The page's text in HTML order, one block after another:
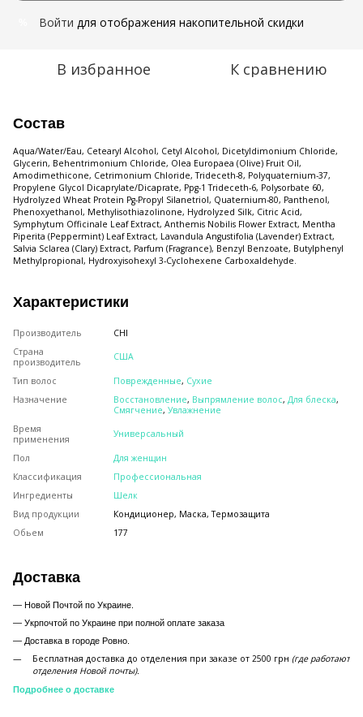
Войти для отображения накопительной скидки
В избранное К сравнению
Состав
Aqua/Water/Eau, Cetearyl Alcohol, Cetyl Alcohol, Dicetyldimonium Chloride,
Glycerin, Behentrimonium Chloride, Olea Europaea (Olive) Fruit Oil,
Amodimethicone, Cetrimonium Chloride, Trideceth-8, Polyquaternium-37,
Propylene Glycol Dicaprylate/Dicaprate, Ppg-1 Trideceth-6, Polysorbate 60,
Hydrolyzed Wheat Protein Pg-Propyl Silanetriol, Quaternium-80, Panthenol,
Phenoxyethanol, Methylisothiazolinone, Hydrolyzed Silk, Citric Acid,
Symphytum Officinale Leaf Extract, Anthemis Nobilis Flower Extract, Mentha
Piperita (Peppermint) Leaf Extract, Lavandula Angustifolia (Lavender) Extract,
Salvia Sclarea (Clary) Extract, Parfum (Fragrance), Benzyl Benzoate, Butylphenyl
Methylpropional, Hydroxyisohexyl 3-Cyclohexene Carboxaldehyde.
Характеристики
Производитель
CHI
Страна
производитель
США
Тип волос Поврежденные, Сухие
Назначение
Восстановление, Выпрямление волос, Для блеска,
Смягчение, Увлажнение
Время
применения
Универсальный
Пол
Для женщин
Классификация
Профессиональная
Ингредиенты
Шелк
Вид продукции
Кондиционер, Маска, Термозащита
Обьем
177
Доставка
— Новой Почтой по Украине.
— Укрпочтой по Украине при полной оплате заказа
— Доставка в городе Ровно.
Бесплатная доставка до отделения при заказе от 2500 грн (где работают
отделения Новой почты).
Подробнее о доставке